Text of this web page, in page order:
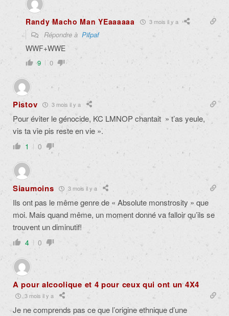
Randy Macho Man YEaaaaaa 3 mois il y a
Répondre à Pifpaf
WWF+WWE
9 0
Pistov 3 mois il y a
Pour éviter le génocide, KC LMNOP chantait » t’as yeule,
vis ta vie pis reste en vie ».
1 0
Siaumoins 3 mois il y a
Ils ont pas le même genre de « Absolute monstrosity » que
moi. Mais quand même, un moment donné va falloir qu’ils se
trouvent un diminutif!
4 0
A pour alcoolique et 4 pour ceux qui ont un 4X4
3 mois il y a
Je ne comprends pas ce que l’origine ethnique d’une